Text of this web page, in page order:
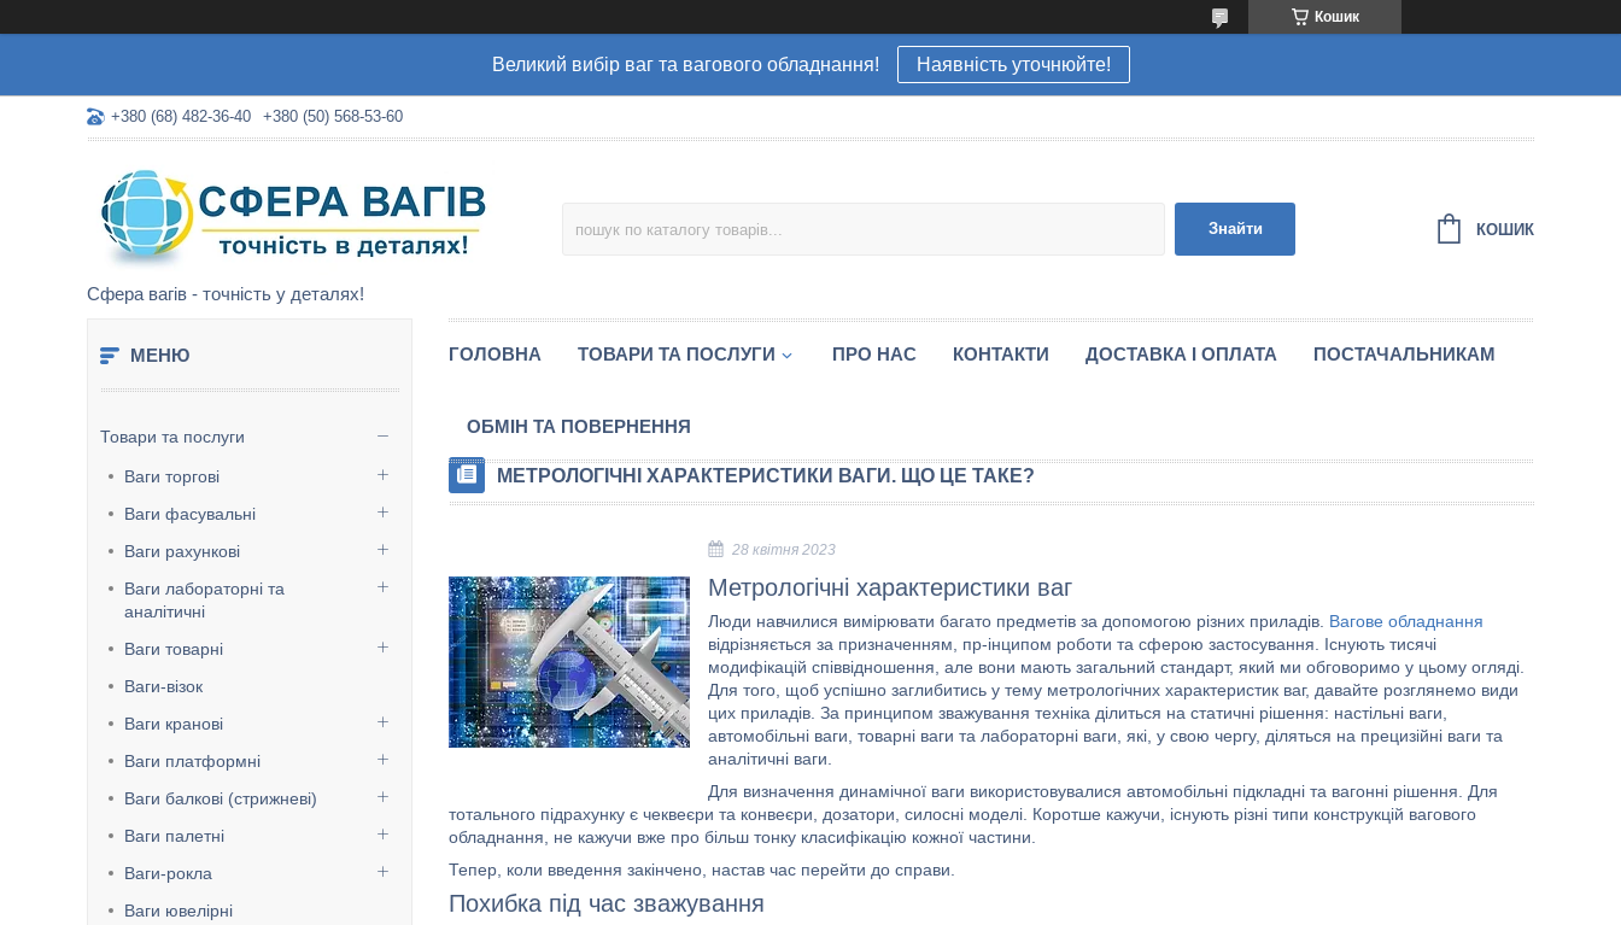
Кошик
Великий вибір ваг та вагового обладнання! Наявність уточнюйте!
+380 (68) 482-36-40 +380 (50) 568-53-60
Сфера вагів - точність у деталях!
Знайти КОШИК
Товари та послуги
Ваги торгові
Ваги фасувальні
Ваги рахункові
Ваги лабораторні та
аналітичні
Ваги товарні
Ваги-візок
Ваги кранові
Ваги платформні
Ваги балкові (стрижневі)
Ваги палетні
Ваги-рокла
Ваги ювелірні
ГОЛОВНА ТОВАРИ ТА ПОСЛУГИ ПРО НАС КОНТАКТИ ДОСТАВКА І ОПЛАТА ПОСТАЧАЛЬНИКАМ
ОБМІН ТА ПОВЕРНЕННЯ
МЕТРОЛОГІЧНІ ХАРАКТЕРИСТИКИ ВАГИ. ЩО ЦЕ ТАКЕ?
28 квітня 2023
Метрологічні характеристики ваг
Люди навчилися вимірювати багато предметів за допомогою різних приладів. Вагове обладнання
відрізняється за призначенням, пр-інципом роботи та сферою застосування. Існують тисячі
модифікацій співвідношення, але вони мають загальний стандарт, який ми обговоримо у цьому огляді.
Для того, щоб успішно заглибитись у тему метрологічних характеристик ваг, давайте розглянемо види
цих приладів. За принципом зважування техніка ділиться на статичні рішення: настільні ваги,
автомобільні ваги, товарні ваги та лабораторні ваги, які, у свою чергу, діляться на прецизійні ваги та
аналітичні ваги.
Для визначення динамічної ваги використовувалися автомобільні підкладні та вагонні рішення. Для
тотального підрахунку є чеквеєри та конвеєри, дозатори, силосні моделі. Коротше кажучи, існують різні типи конструкцій вагового
обладнання, не кажучи вже про більш тонку класифікацію кожної частини.
Тепер, коли введення закінчено, настав час перейти до справи.
Похибка під час зважування